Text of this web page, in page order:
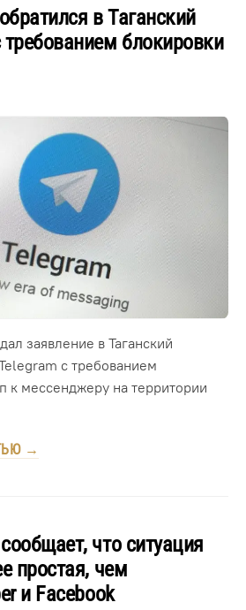
в Таганский
блокировки
заявление в Таганский
с требованием
к мессенджеру на территории
→
что ситуация
простая, чем
и Facebook